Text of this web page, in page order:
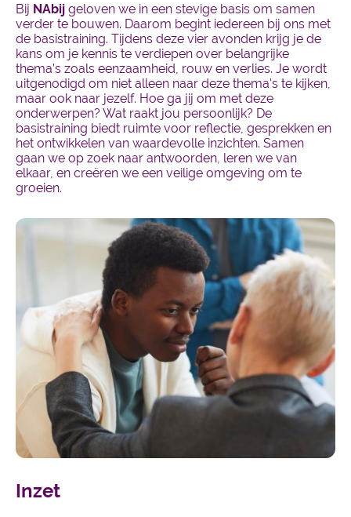
Bij NAbij geloven we in een stevige basis om samen
verder te bouwen. Daarom begint iedereen bij ons met
de basistraining. Tijdens deze vier avonden krijg je de
kans om je kennis te verdiepen over belangrijke
thema’s zoals eenzaamheid, rouw en verlies. Je wordt
uitgenodigd om niet alleen naar deze thema's te kijken,
maar ook naar jezelf. Hoe ga jij om met deze
onderwerpen? Wat raakt jou persoonlijk? De
basistraining biedt ruimte voor reflectie, gesprekken en
het ontwikkelen van waardevolle inzichten. Samen
gaan we op zoek naar antwoorden, leren we van
elkaar, en creëren we een veilige omgeving om te
groeien.
Inzet